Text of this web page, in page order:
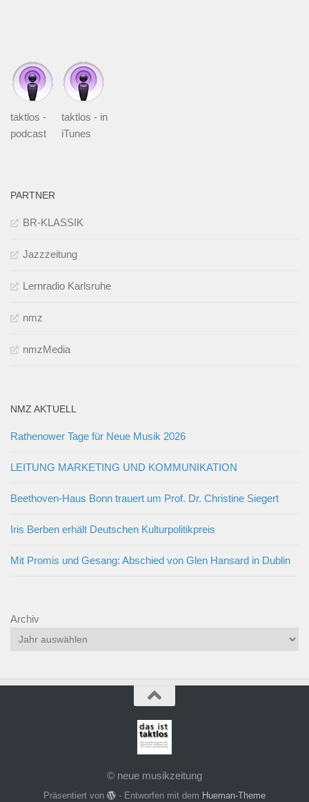
taktlos -
podcast
taktlos - in
iTunes
PARTNER
BR-KLASSIK
Jazzzeitung
Lernradio Karlsruhe
nmz
nmzMedia
NMZ AKTUELL
Rathenower Tage für Neue Musik 2026
LEITUNG MARKETING UND KOMMUNIKATION
Beethoven-Haus Bonn trauert um Prof. Dr. Christine Siegert
Iris Berben erhält Deutschen Kulturpolitikpreis
Mit Promis und Gesang: Abschied von Glen Hansard in Dublin
Archiv
© neue musikzeitung
Präsentiert von - Entworfen mit dem Hueman-Theme